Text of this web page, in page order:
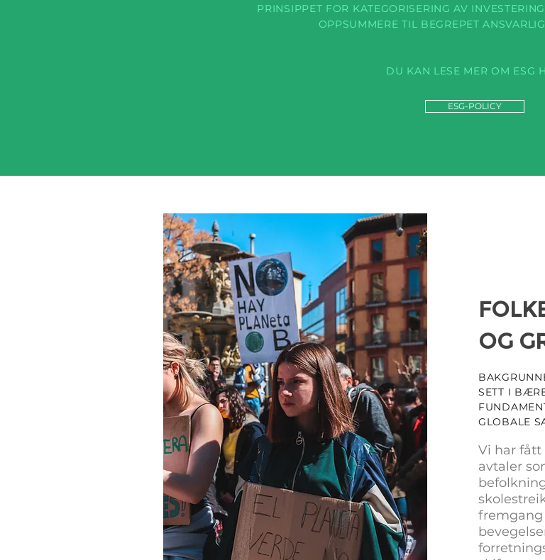
OG
SETT I
GLOBALE
Vi har fått
avtaler
PRINSIPPET FOR KATEGORISERING AV
OPPSUMMERE TIL BEGREPET
DU KAN LESE MER OM ESG
ESG-POLICY